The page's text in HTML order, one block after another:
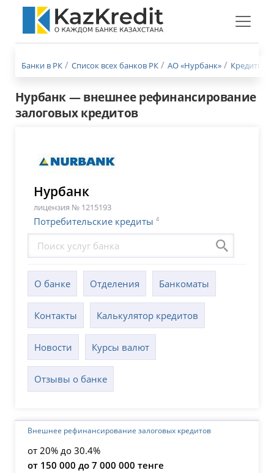
Меню
Банки в РК Список всех банков РК АО «Нурбанк» Кредиты
Нурбанк — внешнее рефинансирование
залоговых кредитов
Нурбанк
лицензия № 1215193
Потребительские кредиты 4
О банке Отделения Банкоматы
Контакты Калькулятор кредитов
Новости Курсы валют
Отзывы о банке
Внешнее рефинансирование залоговых кредитов
от 20% до 30.4%
от 150 000 до 7 000 000 тенге